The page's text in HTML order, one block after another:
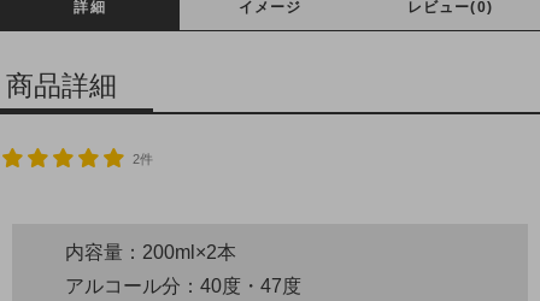
詳細 イメージ レビュー(0)
商品詳細
2件
内容量：200ml×2本
アルコール分：40度・47度